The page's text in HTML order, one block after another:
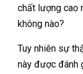
chất lượng cao
không nào?
Tuy nhiên sự
này được đánh